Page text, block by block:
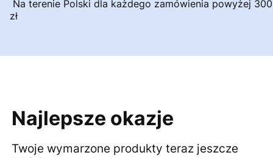
Na terenie Polski dla każdego zamówienia powyżej 300
zł
Najlepsze okazje
Twoje wymarzone produkty teraz jeszcze